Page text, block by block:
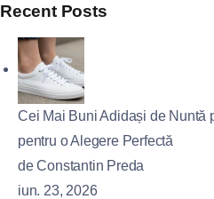
Recent Posts
Cei Mai Buni Adidași de Nuntă
pentru o Alegere Perfectă
de Constantin Preda
iun. 23, 2026